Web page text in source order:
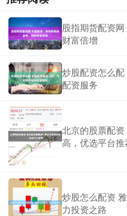
股指期货配资
财富倍增
炒股配资怎么
配资服务
北京的股票配
高，优选平台推
炒股怎么配资
力投资之路